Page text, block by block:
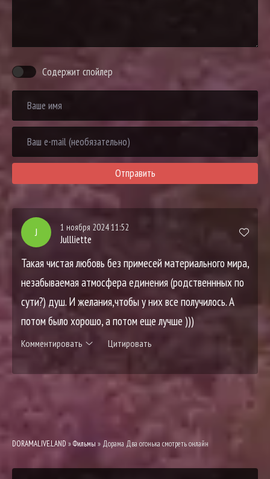
Содержит спойлер
Отправить
J 1 ноября 2024 11:52
Jullliette
Такая чистая любовь без примесей материального мира,
незабываемая атмосфера единения (родственнных по
сути?) душ. И желания,чтобы у них все получилось. А
потом было хорошо, а потом еще лучше )))
Комментировать Цитировать
DORAMALIVE.LAND »Фильмы » Дорама Два огонька смотреть онлайн